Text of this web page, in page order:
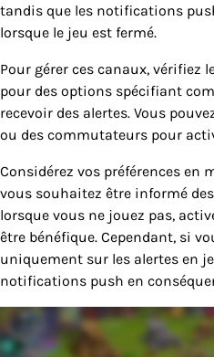
tandis que les notifications
lorsque le jeu est fermé.
Pour gérer ces canaux, vérifiez
pour des options spécifiant
recevoir des alertes. Vous
ou des commutateurs pour
Considérez vos préférences en
vous souhaitez être informé
lorsque vous ne jouez pas,
être bénéfique. Cependant, si
uniquement sur les alertes en
notifications push en